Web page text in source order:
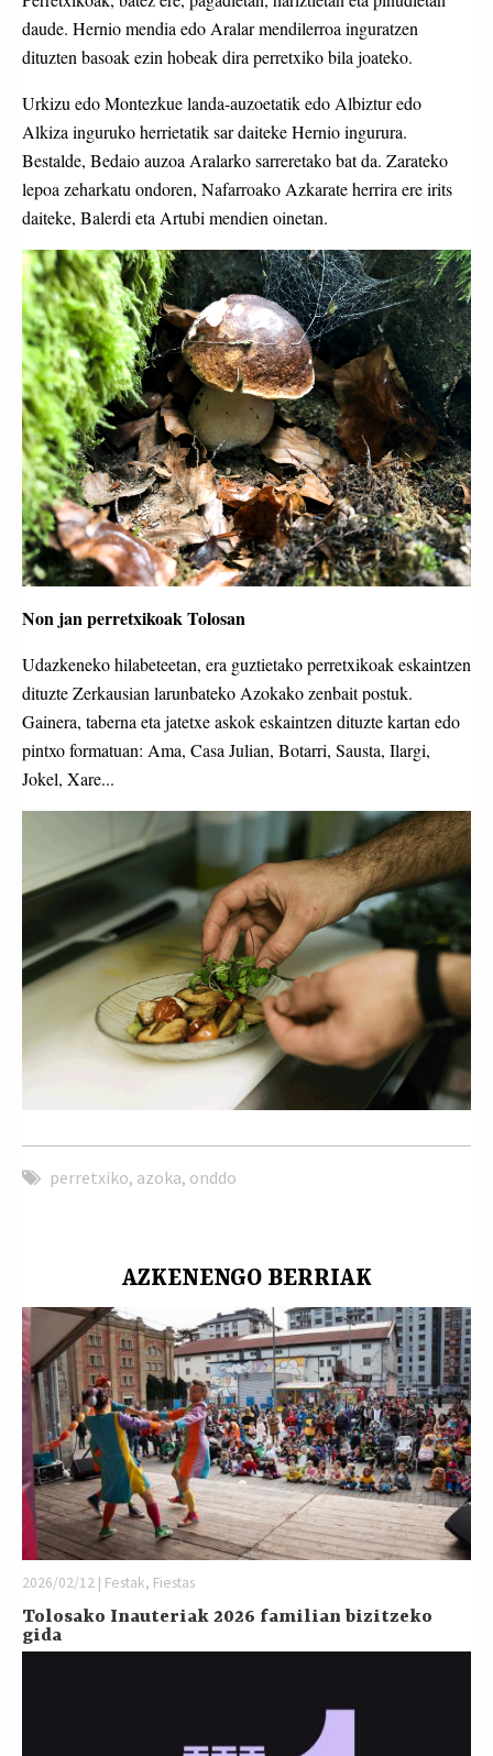
daude. Hernio mendia edo Aralar mendilerroa inguratzen
dituzten basoak ezin hobeak dira perretxiko bila joateko.
Urkizu edo Montezkue landa-auzoetatik edo Albiztur edo
Alkiza inguruko herrietatik sar daiteke Hernio ingurura.
Bestalde, Bedaio auzoa Aralarko sarreretako bat da. Zarateko
lepoa zeharkatu ondoren, Nafarroako Azkarate herrira ere irits
daiteke, Balerdi eta Artubi mendien oinetan.
Non jan perretxikoak Tolosan
Udazkeneko hilabeteetan, era guztietako perretxikoak eskaintzen
dituzte Zerkausian larunbateko Azokako zenbait postuk.
Gainera, taberna eta jatetxe askok eskaintzen dituzte kartan edo
pintxo formatuan: Ama, Casa Julian, Botarri, Sausta, Ilargi,
Jokel, Xare...
perretxiko, azoka, onddo
AZKENENGO BERRIAK
2026/02/12 | Festak, Fiestas
Tolosako Inauteriak 2026 familian bizitzeko
gida